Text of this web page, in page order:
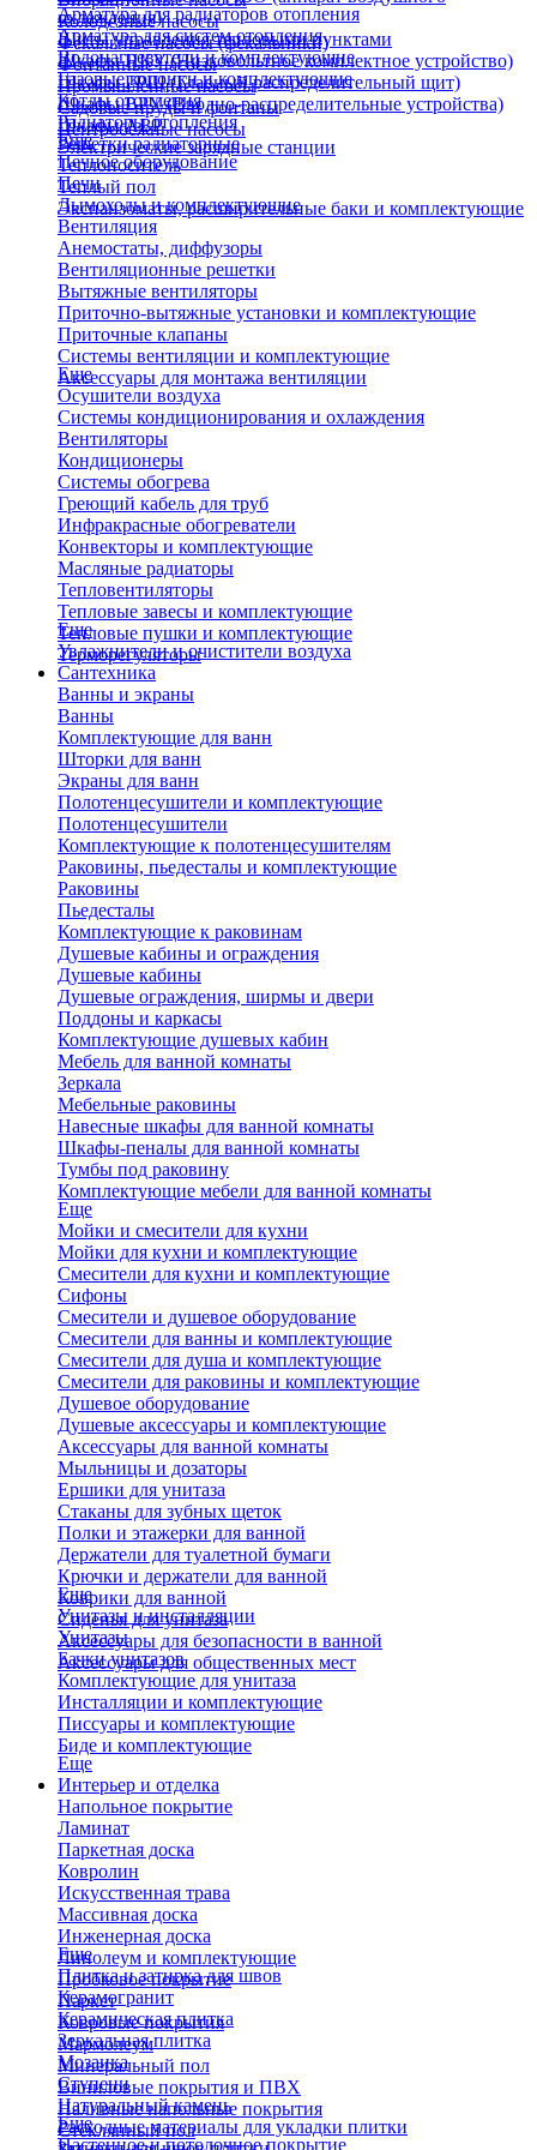
Колодезные насосы
Фекальные насосы (фекальники)
Фонтанные насосы
Промышленные насосы
Садовые пруды и фонтаны
Центробежные насосы
охлаждения)
Щиты управления тепловыми пунктами
Шкафы НКУ (Низковольтное комплектное устройство)
Шкафы ГРЩ (Главный распределительный щит)
Шкафы ВРУ (Вводно-распределительные устройства)
Шкафы АВР
Электрические зарядные станции
Арматура для радиаторов отопления
Арматура для систем отопления
Водонагреватели и комплектующие
Газовые колонки и комплектующие
Котлы отопления
Радиаторы отопления
Решетки радиаторные
Теплоноситель
Теплый пол
Экспанзоматы, расширительные баки и комплектующие
Еще
Печное оборудование
Печи
Дымоходы и комплектующие
Вентиляция
Анемостаты, диффузоры
Вентиляционные решетки
Вытяжные вентиляторы
Приточно-вытяжные установки и комплектующие
Приточные клапаны
Системы вентиляции и комплектующие
Аксессуары для монтажа вентиляции
Еще
Осушители воздуха
Системы кондиционирования и охлаждения
Вентиляторы
Кондиционеры
Системы обогрева
Греющий кабель для труб
Инфракрасные обогреватели
Конвекторы и комплектующие
Масляные радиаторы
Тепловентиляторы
Тепловые завесы и комплектующие
Тепловые пушки и комплектующие
Терморегуляторы
Еще
Увлажнители и очистители воздуха
Сантехника
Ванны и экраны
Ванны
Комплектующие для ванн
Шторки для ванн
Экраны для ванн
Полотенцесушители и комплектующие
Полотенцесушители
Комплектующие к полотенцесушителям
Раковины, пьедесталы и комплектующие
Раковины
Пьедесталы
Комплектующие к раковинам
Душевые кабины и ограждения
Душевые кабины
Душевые ограждения, ширмы и двери
Поддоны и каркасы
Комплектующие душевых кабин
Мебель для ванной комнаты
Зеркала
Мебельные раковины
Навесные шкафы для ванной комнаты
Шкафы-пеналы для ванной комнаты
Тумбы под раковину
Комплектующие мебели для ванной комнаты
Еще
Мойки и смесители для кухни
Мойки для кухни и комплектующие
Смесители для кухни и комплектующие
Сифоны
Смесители и душевое оборудование
Смесители для ванны и комплектующие
Смесители для душа и комплектующие
Смесители для раковины и комплектующие
Душевое оборудование
Душевые аксессуары и комплектующие
Аксессуары для ванной комнаты
Мыльницы и дозаторы
Ершики для унитаза
Стаканы для зубных щеток
Полки и этажерки для ванной
Держатели для туалетной бумаги
Крючки и держатели для ванной
Коврики для ванной
Сиденья для унитаза
Аксессуары для безопасности в ванной
Аксессуары для общественных мест
Еще
Унитазы и инсталляции
Унитазы
Бачки унитазов
Комплектующие для унитаза
Инсталляции и комплектующие
Писсуары и комплектующие
Биде и комплектующие
Еще
Интерьер и отделка
Напольное покрытие
Ламинат
Паркетная доска
Ковролин
Искусственная трава
Массивная доска
Инженерная доска
Линолеум и комплектующие
Пробковое покрытие
Паркет
Ковровые покрытия
Мармолеум
Минеральный пол
Виниловые покрытия и ПВХ
Наливные напольные покрытия
Стеклянный пол
Еще
Плитка и затирка для швов
Керамогранит
Керамическая плитка
Зеркальная плитка
Мозаика
Ступени
Натуральный камень
Расходные материалы для укладки плитки
Еще
Настенное и потолочное покрытие